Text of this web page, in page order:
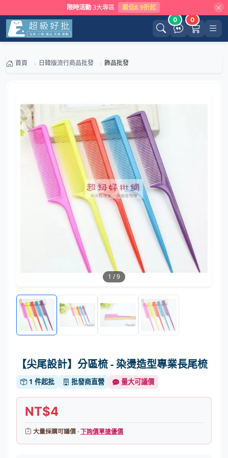
限時活動 3大專區 最低8.9折起
0 0
首頁 日韓版流行商品批發 飾品批發
1 /9
【尖尾設計】分區梳 - 染燙造型專業長尾梳
1 件起批 批發商直營 量大可議價
NT$4
大量採購可議價 ·下詢價單搶優價